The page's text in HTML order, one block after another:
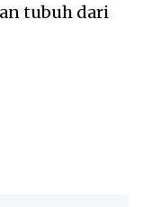
tubuh dari